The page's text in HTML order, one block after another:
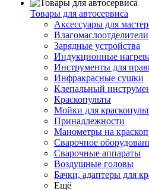
Товары для автосервиса
Аксессуары для
Влагомаслоотделители
Зарядные устройства
Индукционные
Инструменты для
Инфракрасные сушки
Клепальный
Краскопульты
Мойки для
Принадлежности
Манометры на
Сварочное
Сварочные аппараты
Воздушные головы
Бачки, адаптеры для
Ещё